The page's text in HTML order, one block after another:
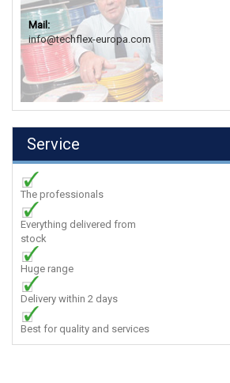
Mail:
info@techflex-europa.com
Service
The professionals
Everything delivered from
stock
Huge range
Delivery within 2 days
Best for quality and services